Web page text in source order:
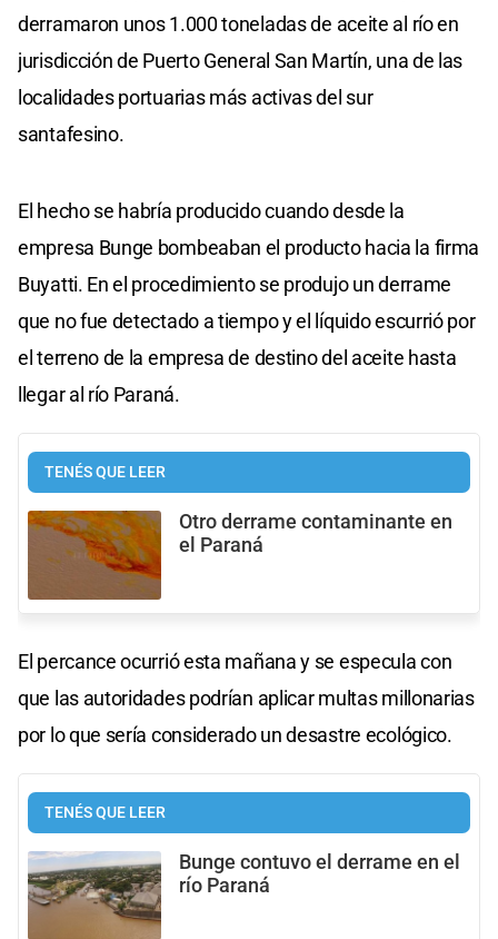
derramaron unos 1.000 toneladas de aceite al río en
jurisdicción de Puerto General San Martín, una de las
localidades portuarias más activas del sur
santafesino.
El hecho se habría producido cuando desde la
empresa Bunge bombeaban el producto hacia la firma
Buyatti. En el procedimiento se produjo un derrame
que no fue detectado a tiempo y el líquido escurrió por
el terreno de la empresa de destino del aceite hasta
llegar al río Paraná.
TENÉS QUE LEER
Otro derrame contaminante en
el Paraná
El percance ocurrió esta mañana y se especula con
que las autoridades podrían aplicar multas millonarias
por lo que sería considerado un desastre ecológico.
TENÉS QUE LEER
Bunge contuvo el derrame en el
río Paraná